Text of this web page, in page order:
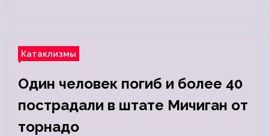
Катаклизмы
Один человек погиб и более 40
пострадали в штате Мичиган от
торнадо